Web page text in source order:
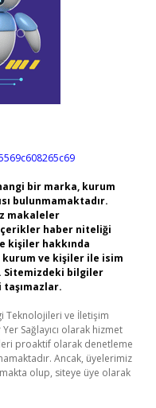
bir marka, kurum
bulunmamaktadır.
makaleler
haber niteliği
kişiler hakkında
kurum ve kişiler ile isim
Sitemizdeki bilgiler
Teknolojileri ve İletişim
Sağlayıcı olarak hizmet
proaktif olarak denetleme
Ancak, üyelerimiz
olup, siteye üye olarak